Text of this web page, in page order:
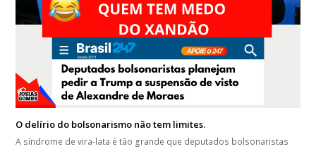
O delírio do bolsonarismo não tem limites.
A síndrome de vira-lata é tão grande que deputados bolsonaristas